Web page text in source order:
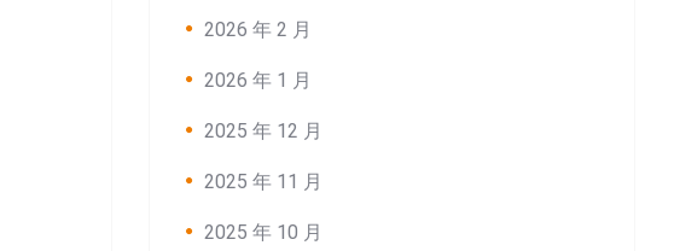
2026 年 2 月
2026 年 1 月
2025 年 12 月
2025 年 11 月
2025 年 10 月